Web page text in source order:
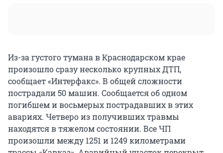
Из-за густого тумана в Краснодарском крае
произошло сразу несколько крупных ДТП,
сообщает «Интерфакс». В общей сложности
пострадали 50 машин. Сообщается об одном
погибшем и восьмерых пострадавших в этих
авариях. Четверо из получивших травмы
находятся в тяжелом состоянии. Все ЧП
произошли между 1251 и 1249 километрами